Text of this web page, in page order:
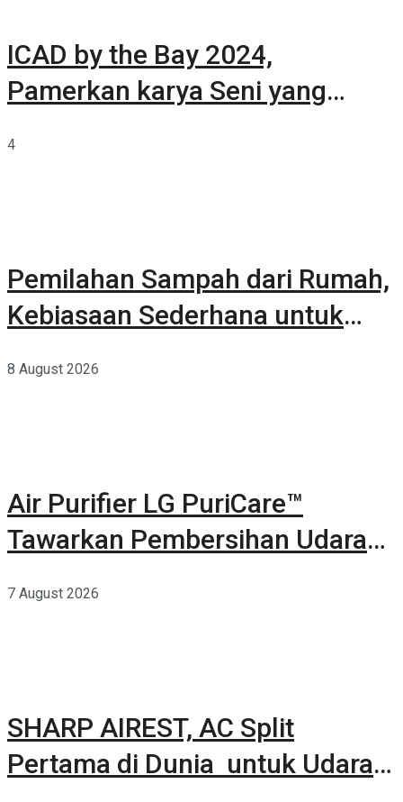
ICAD by the Bay 2024,
Pamerkan karya Seni yang
4
Pemilahan Sampah dari Rumah,
Kebiasaan Sederhana untuk
8 August 2026
Air Purifier LG PuriCare™
Tawarkan Pembersihan Udara
7 August 2026
SHARP AIREST, AC Split
Pertama di Dunia untuk Udara